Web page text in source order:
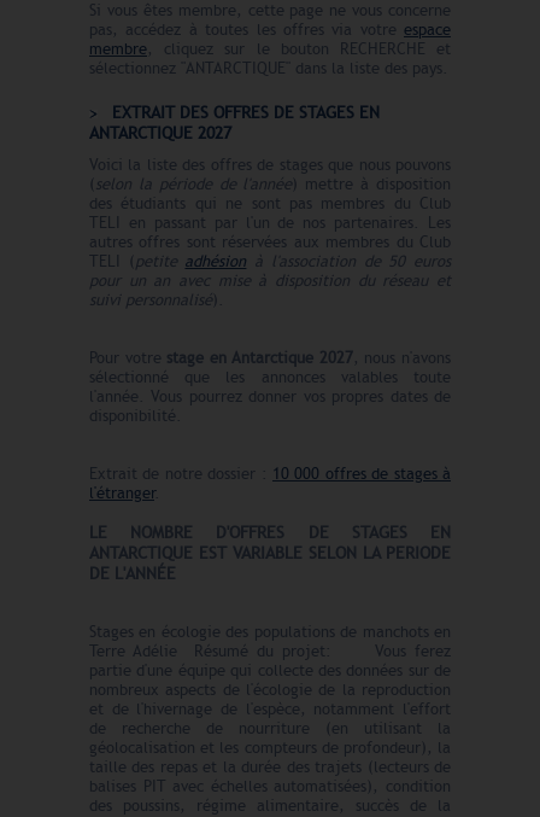
Si vous êtes membre, cette page ne vous concerne
pas, accédez à toutes les offres via votre espace
membre, cliquez sur le bouton RECHERCHE et
sélectionnez "ANTARCTIQUE" dans la liste des pays.
EXTRAIT DES OFFRES DE STAGES EN
ANTARCTIQUE 2027
Voici la liste des offres de stages que nous pouvons
(selon la période de l'année ) mettre à disposition
des étudiants qui ne sont pas membres du Club
TELI en passant par l'un de nos partenaires. Les
autres offres sont réservées aux membres du Club
TELI (petite adhésion à l'association de 50 euros
pour un an avec mise à disposition du réseau et
suivi personnalisé ).
Pour votre stage en Antarctique2027, nous n'avons
sélectionné que les annonces valables toute
l'année. Vous pourrez donner vos propres dates de
disponibilité.
Extrait de notre dossier : 10 000 offres de stages à
l'étranger.
LE NOMBRE D'OFFRES DE STAGES EN
ANTARCTIQUE EST VARIABLE SELON LA PERIODE
DE L'ANNÉE
Stages en écologie des populations de manchots en
Terre Adélie Résumé du projet: Vous ferez
partie d'une équipe qui collecte des données sur de
nombreux aspects de l'écologie de la reproduction
et de l'hivernage de l'espèce, notamment l'effort
de recherche de nourriture (en utilisant la
géolocalisation et les compteurs de profondeur), la
taille des repas et la durée des trajets (lecteurs de
balises PIT avec échelles automatisées), condition
des poussins, régime alimentaire, succès de la